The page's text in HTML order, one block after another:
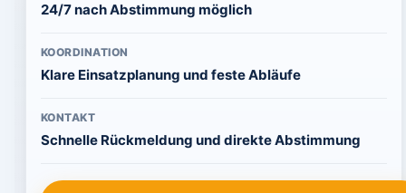
24/7 nach Abstimmung möglich
KOORDINATION
Klare Einsatzplanung und feste Abläufe
KONTAKT
Schnelle Rückmeldung und direkte Abstimmung